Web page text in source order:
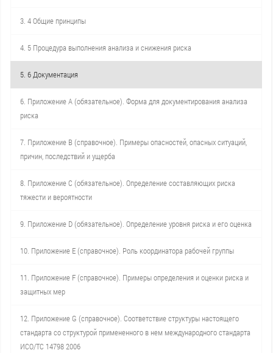
3. 4 Общие принципы
4. 5 Процедура выполнения анализа и снижения риска
5. 6 Документация
6. Приложение А (обязательное). Форма для документирования анализа
риска
7. Приложение В (справочное). Примеры опасностей, опасных ситуаций,
причин, последствий и ущерба
8. Приложение С (обязательное). Определение составляющих риска
тяжести и вероятности
9. Приложение D (обязательное). Определение уровня риска и его оценка
10. Приложение Е (справочное). Роль координатора рабочей группы
11. Приложение F (справочное). Примеры определения и оценки риска и
защитных мер
12. Приложение G (справочное). Соответствие структуры настоящего
стандарта со структурой примененного в нем международного стандарта
ИСО/ТС 14798 2006